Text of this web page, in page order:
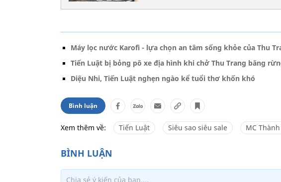
Máy lọc nước Karofi - lựa chọn an tâm sống khỏe của Thu
Tiến Luật bị bỏng pô xe địa hình khi chở Thu Trang băng
Diệu Nhi, Tiến Luật nghẹn ngào kể tuổi thơ khốn khó
Bình luận
Xem thêm về: Tiến Luật Siêu sao siêu sale MC